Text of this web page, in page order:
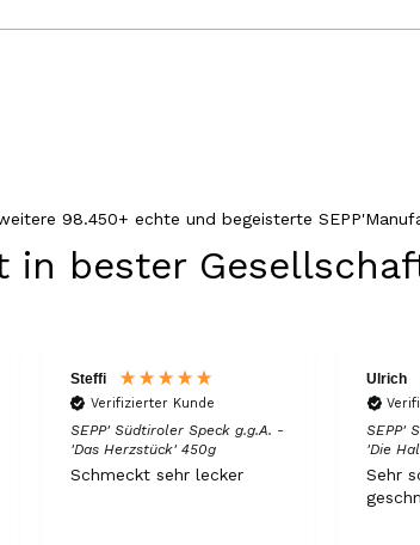
98.450+ echte und begeisterte
in bester
Steffi
Verifizierter Kunde
SEPP' Südtiroler Speck g.g.A. -
'Das Herzstück' 450g
Schmeckt sehr lecker
Ulrich
SEPP'
'Die
Sehr